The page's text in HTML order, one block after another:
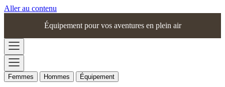
Aller au contenu
Équipement pour vos aventures en plein air
Femmes Hommes Équipement